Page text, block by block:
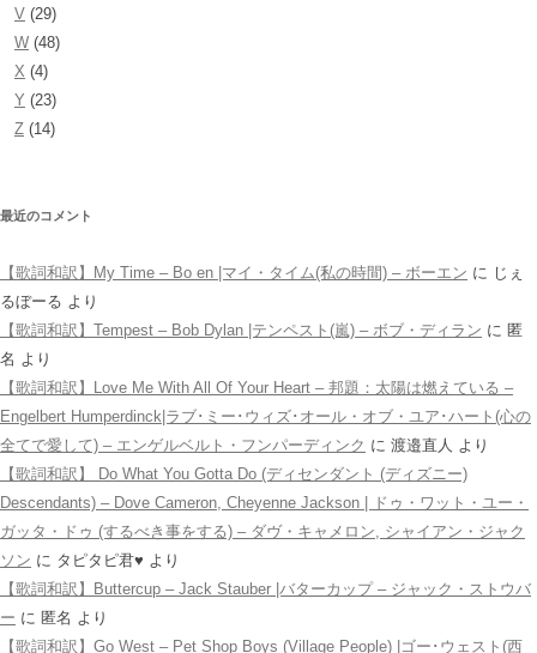
V (29)
W (48)
X (4)
Y (23)
Z (14)
最近のコメント
【歌詞和訳】My Time – Bo en |マイ・タイム(私の時間) – ボーエン に じぇ
るぼーる より
【歌詞和訳】Tempest – Bob Dylan |テンペスト(嵐) – ボブ・ディラン に 匿
名 より
【歌詞和訳】Love Me With All Of Your Heart – 邦題：太陽は燃えている –
Engelbert Humperdinck|ラブ･ミー･ウィズ･オール・オブ・ユア･ハート(心の
全てで愛して) – エンゲルベルト・フンパーディンク に 渡邉直人 より
【歌詞和訳】 Do What You Gotta Do (ディセンダント (ディズニー)
Descendants) – Dove Cameron, Cheyenne Jackson | ドゥ・ワット・ユー・
ガッタ・ドゥ (するべき事をする) – ダヴ・キャメロン, シャイアン・ジャク
ソン に タピタピ君♥️ より
【歌詞和訳】Buttercup – Jack Stauber |バターカップ – ジャック・ストウバ
ー に 匿名 より
【歌詞和訳】Go West – Pet Shop Boys (Village People) |ゴー･ウェスト(西